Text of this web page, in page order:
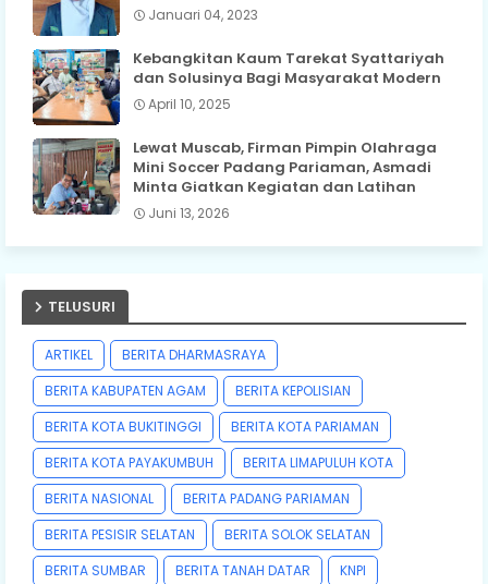
Januari 04, 2023
Kebangkitan Kaum Tarekat Syattariyah
dan Solusinya Bagi Masyarakat Modern
April 10, 2025
Lewat Muscab, Firman Pimpin Olahraga
Mini Soccer Padang Pariaman, Asmadi
Minta Giatkan Kegiatan dan Latihan
Juni 13, 2026
TELUSURI
ARTIKEL
BERITA DHARMASRAYA
BERITA KABUPATEN AGAM
BERITA KEPOLISIAN
BERITA KOTA BUKITINGGI
BERITA KOTA PARIAMAN
BERITA KOTA PAYAKUMBUH
BERITA LIMAPULUH KOTA
BERITA NASIONAL
BERITA PADANG PARIAMAN
BERITA PESISIR SELATAN
BERITA SOLOK SELATAN
BERITA SUMBAR
BERITA TANAH DATAR
KNPI